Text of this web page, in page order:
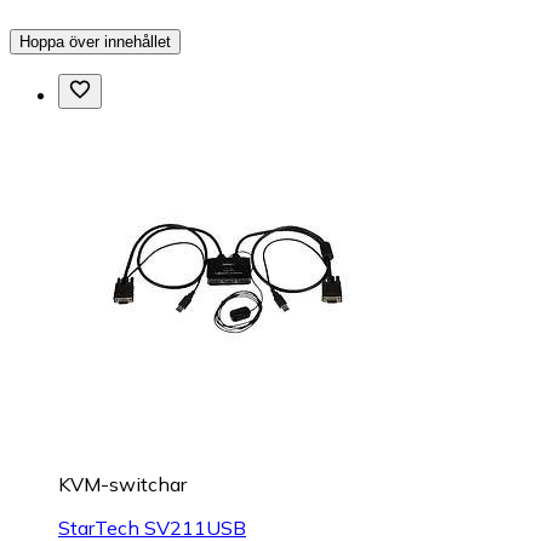
Hoppa över innehållet
KVM-switchar
StarTech SV211USB